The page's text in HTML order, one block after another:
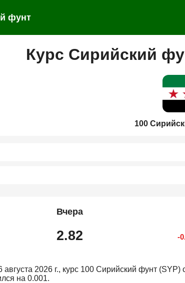
фунт
Курс Сирийский
100
Вчера
2.82 -
августа 2026 г., курс 100 Сирийский фунт (SYP)
на 0.001.